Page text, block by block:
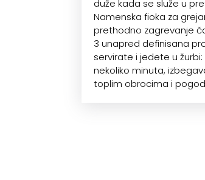
duže kada se služe u
Namenska fioka za
prethodno zagrevanje
3 unapred definisana
servirate i jedete u
nekoliko minuta,
toplim obrocima i